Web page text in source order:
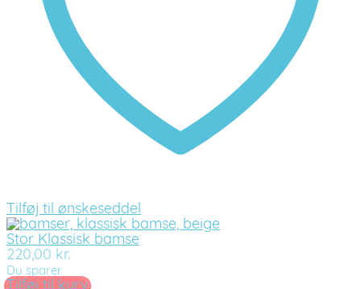
Tilføj til ønskeseddel
Stor Klassisk bamse
220,00 kr.
Du sparer